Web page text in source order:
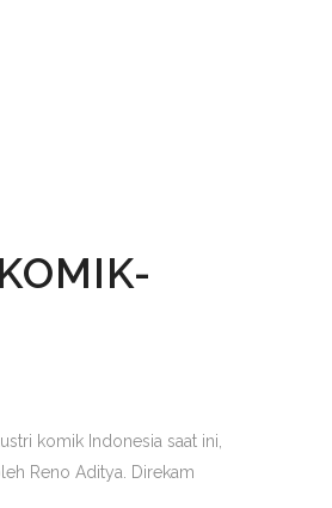
komik Indonesia saat ini,
Reno Aditya. Direkam